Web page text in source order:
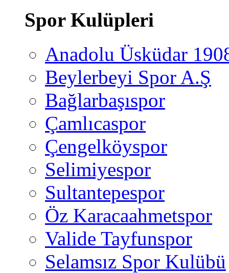
Spor Kulüpleri
Anadolu Üsküdar
Beylerbeyi Spor A.Ş
Bağlarbaşıspor
Çamlıcaspor
Çengelköyspor
Selimiyespor
Sultantepespor
Öz Karacaahmetspor
Valide Tayfunspor
Selamsız Spor Kulübü